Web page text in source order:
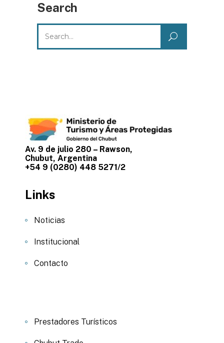
Search
Search
for:
Av. 9 de julio 280 – Rawson,
Chubut, Argentina
+54 9 (0280) 448 5271/2
Links
Noticias
Institucional
Contacto
Prestadores Turísticos